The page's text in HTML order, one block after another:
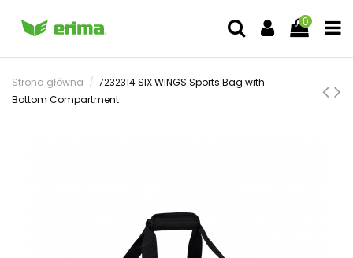
0
Strona główna
7232314 SIX WINGS Sports Bag with
Bottom Compartment